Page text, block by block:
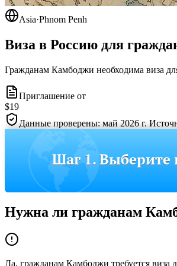
Asia·Phnom Penh
Виза в Россию для
Гражданам Камбоджи необходима виза
Приглашение от
$19
Данные проверены: май 2026 г.
Шаг 1. Выберите
Нужна ли гражданам
Да, гражданам Камбоджи требуется виза